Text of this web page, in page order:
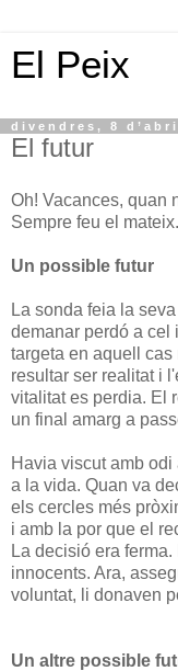
El Peix
divendres, 8
El futur
Oh! Vacances, quan
Sempre feu el mateix.
Un possible futur
La sonda feia la
demanar perdó a cel
targeta en aquell
resultar ser realitat i
vitalitat es perdia. El
un final amarg a
Havia viscut amb
a la vida. Quan va
els cercles més
i amb la por que el
La decisió era
innocents. Ara,
voluntat, li donaven
Un altre possible